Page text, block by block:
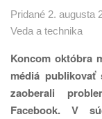
Pridané 2. augusta
Veda a technika
Koncom októbra
médiá
zaoberali
Facebook. V